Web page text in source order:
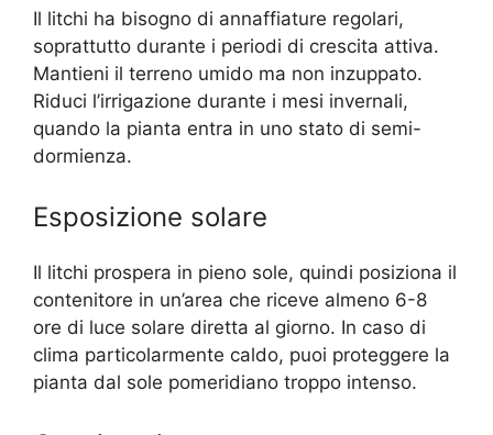
Il litchi ha bisogno di annaffiature regolari,
soprattutto durante i periodi di crescita attiva.
Mantieni il terreno umido ma non inzuppato.
Riduci l’irrigazione durante i mesi invernali,
quando la pianta entra in uno stato di semi-
dormienza.
Esposizione solare
Il litchi prospera in pieno sole, quindi posiziona il
contenitore in un’area che riceve almeno 6-8
ore di luce solare diretta al giorno. In caso di
clima particolarmente caldo, puoi proteggere la
pianta dal sole pomeridiano troppo intenso.